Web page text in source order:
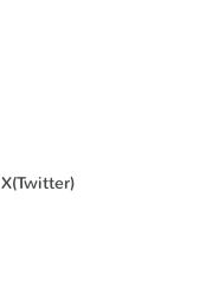
X(Twitter)